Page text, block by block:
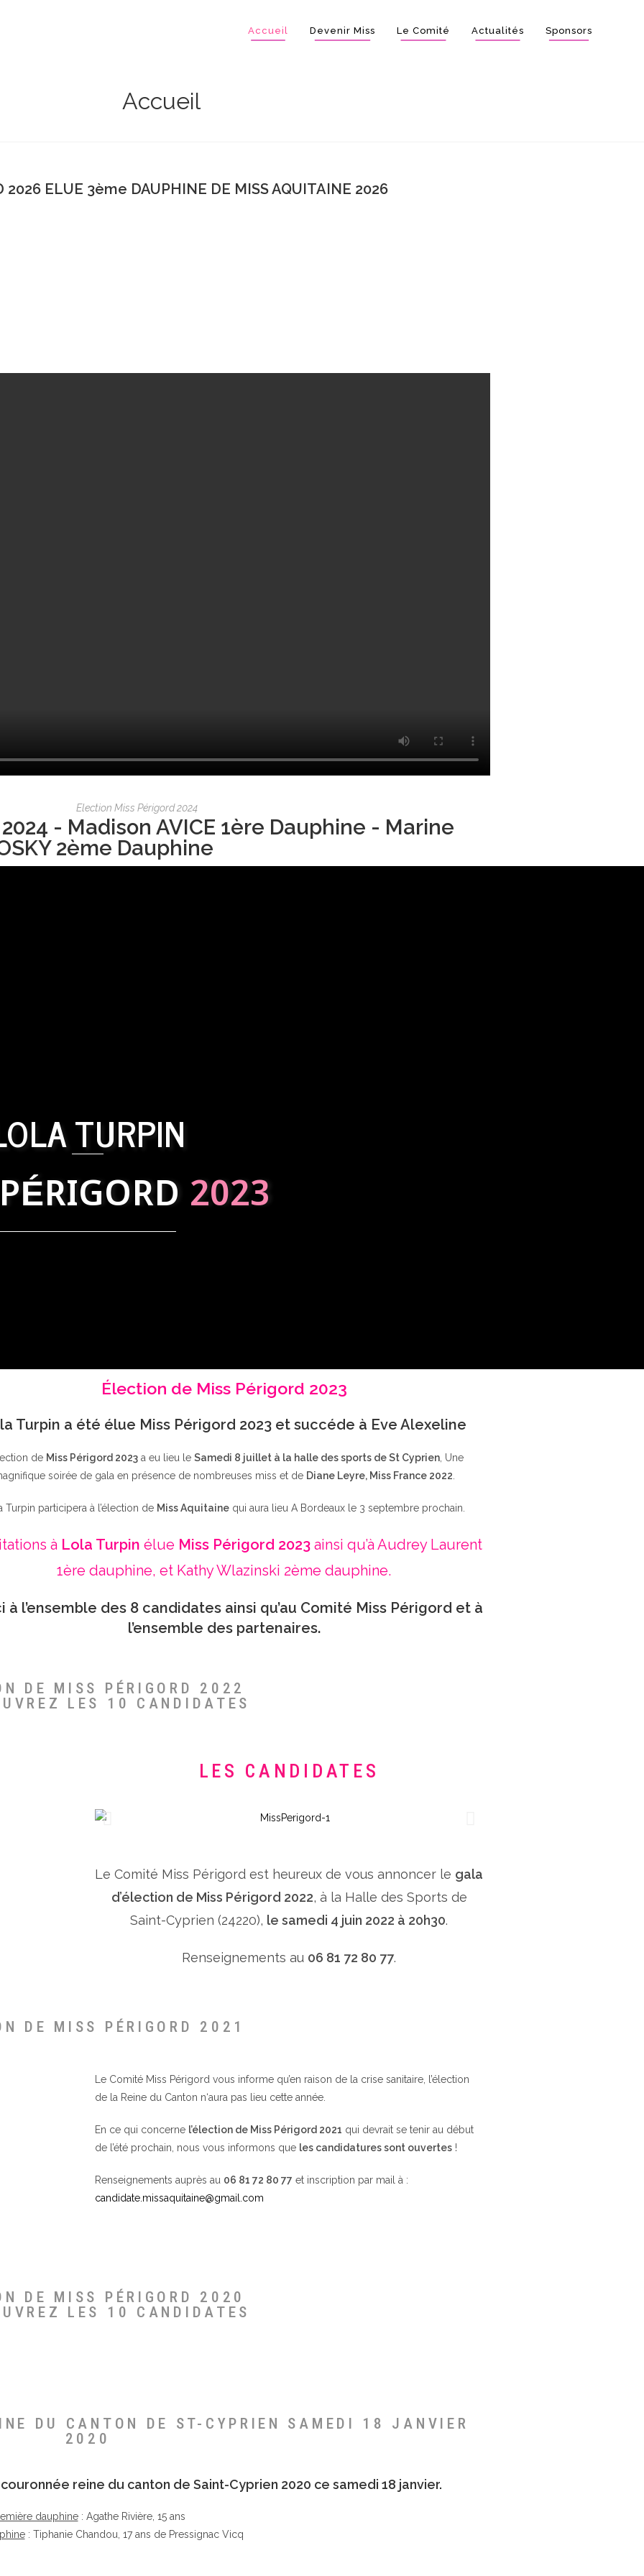
Accueil Devenir Miss Le Comité Actualités Sponsors
Accueil
2026 ELUE 3ème DAUPHINE DE MISS AQUITAINE 2026
Election Miss Périgord 2024
- Madison AVICE 1ère Dauphine - Marine
2ème Dauphine
TURPIN
2023
Élection de Miss Périgord 2023
Turpin a été élue Miss Périgord 2023 et succéde à Eve Alexeline
de Miss Périgord 2023a eu lieu le Samedi 8 juillet à la halle des sports de St Cyprien, Une
soirée de gala en présence de nombreuses miss et de Diane Leyre, Miss France 2022
Turpin participera à l’élection de Miss Aquitaine qui aura lieu A Bordeaux le 3 septembre prochain.
à Lola Turpin élue Miss Périgord 2023ainsi qu’à Audrey Laurent
1ère dauphine, et Kathy Wlazinski 2ème dauphine.
à l’ensemble des 8 candidates ainsi qu’au Comité Miss Périgord et à
l’ensemble des partenaires.
DE MISS PÉRIGORD 2022
LES 10 CANDIDATES
LES CANDIDATES
Le Comité Miss Périgord est heureux de vous annoncer le gala
d’élection de Miss Périgord 2022, à la Halle des Sports de
Saint-Cyprien (24220), le samedi 4 juin 2022 à 20h30.
Renseignements au 06 81 72 80 77.
DE MISS PÉRIGORD 2021
Le Comité Miss Périgord vous informe qu’en raison de la crise sanitaire, l’élection
de la Reine du Canton n‘aura pas lieu cette année.
En ce qui concerne l’élection de Miss Périgord 2021 qui devrait se tenir au début
de l’été prochain, nous vous informons que les candidatures sont ouvertes !
Renseignements auprès au 06 81 72 80 77 et inscription par mail à :
candidate.missaquitaine@gmail.com
DE MISS PÉRIGORD 2020
LES 10 CANDIDATES
DU CANTON DE ST-CYPRIEN SAMEDI 18 JANVIER
2020
couronnée reine du canton de Saint-Cyprien 2020 ce samedi 18 janvier.
dauphine: Agathe Rivière, 15 ans
: Tiphanie Chandou, 17 ans de Pressignac Vicq